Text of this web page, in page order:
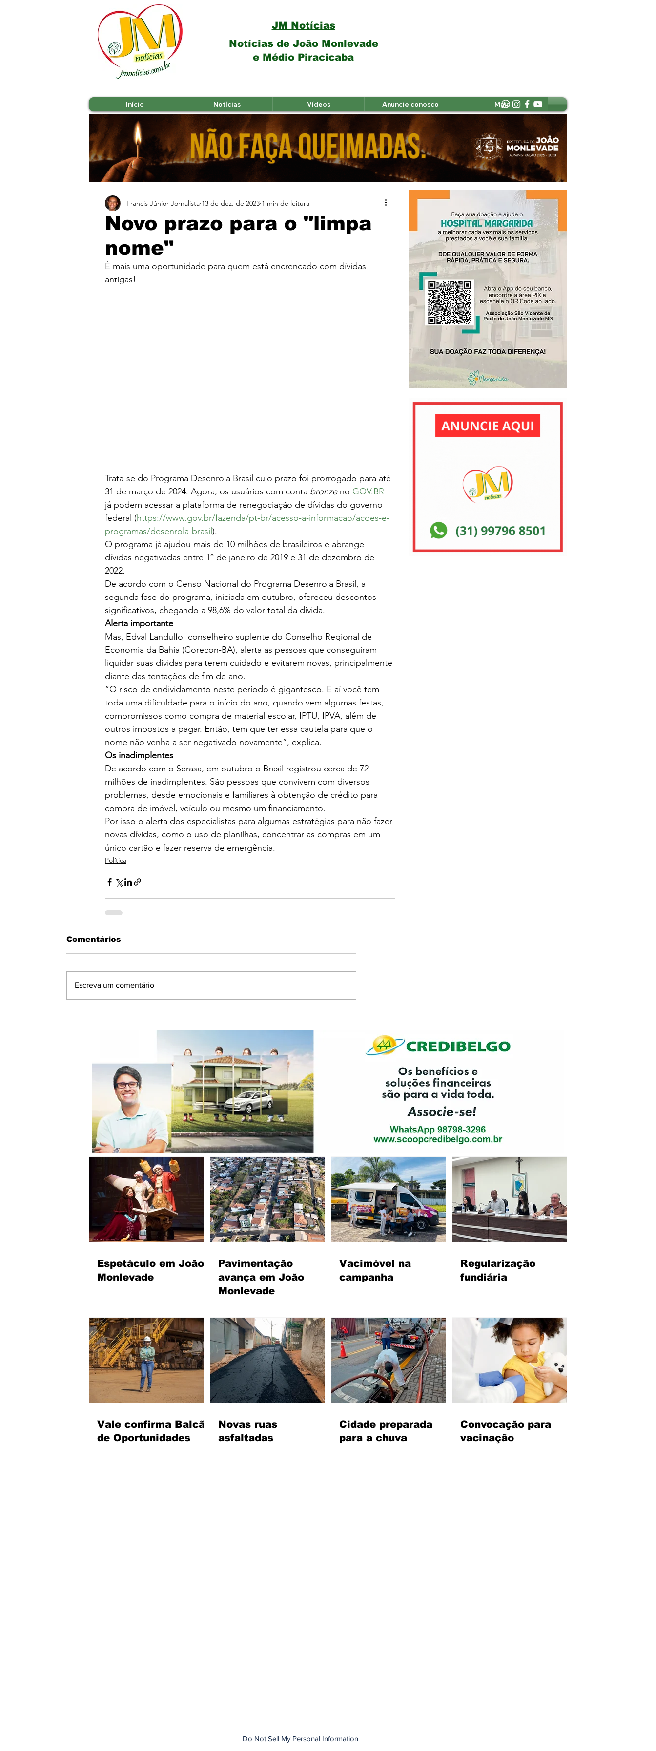
Notícias de João Monlevade
e Médio Piracicaba
JM Notícias
Início Notícias Vídeos Anuncie conosco Mais
Novo prazo para o "limpa
nome"
Francis Júnior Jornalista 13 de dez. de 2023 1 min de leitura
É mais uma oportunidade para quem está encrencado com dívidas
antigas!
Trata-se do Programa Desenrola Brasil cujo prazo foi prorrogado para até
31 de março de 2024. Agora, os usuários com conta bronze no GOV.BR
já podem acessar a plataforma de renegociação de dívidas do governo
federal (https://www.gov.br/fazenda/pt-br/acesso-a-informacao/acoes-e-
programas/desenrola-brasil).
O programa já ajudou mais de 10 milhões de brasileiros e abrange
dívidas negativadas entre 1º de janeiro de 2019 e 31 de dezembro de
2022.
De acordo com o Censo Nacional do Programa Desenrola Brasil, a
segunda fase do programa, iniciada em outubro, ofereceu descontos
significativos, chegando a 98,6% do valor total da dívida.
Alerta importante
Mas, Edval Landulfo, conselheiro suplente do Conselho Regional de
Economia da Bahia (Corecon-BA), alerta as pessoas que conseguiram
liquidar suas dívidas para terem cuidado e evitarem novas, principalmente
diante das tentações de fim de ano.
“O risco de endividamento neste período é gigantesco. E aí você tem
toda uma dificuldade para o início do ano, quando vem algumas festas,
compromissos como compra de material escolar, IPTU, IPVA, além de
outros impostos a pagar. Então, tem que ter essa cautela para que o
nome não venha a ser negativado novamente”, explica.
Os inadimplentes
De acordo com o Serasa, em outubro o Brasil registrou cerca de 72
milhões de inadimplentes. São pessoas que convivem com diversos
problemas, desde emocionais e familiares à obtenção de crédito para
compra de imóvel, veículo ou mesmo um financiamento.
Por isso o alerta dos especialistas para algumas estratégias para não fazer
novas dívidas, como o uso de planilhas, concentrar as compras em um
único cartão e fazer reserva de emergência.
Política
Comentários
Escreva um comentário
Espetáculo em João
Monlevade
Pavimentação
avança em João
Monlevade
Vacimóvel na
campanha
Regularização
fundiária
Vale confirma Balcão
de Oportunidades
Novas ruas
asfaltadas
Cidade preparada
para a chuva
Convocação para
vacinação
Do Not Sell My Personal Information